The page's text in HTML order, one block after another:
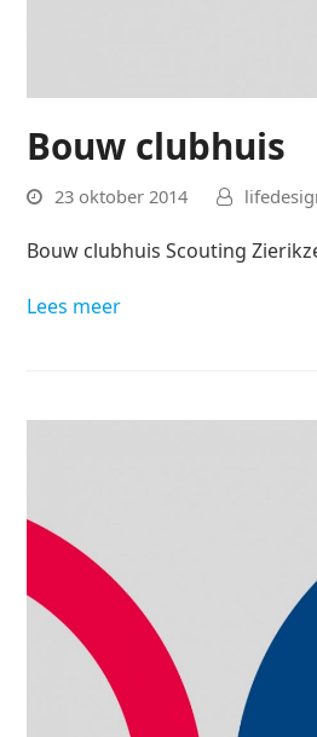
Bouw clubhuis
23 oktober 2014
Bouw clubhuis Scouting
Lees meer